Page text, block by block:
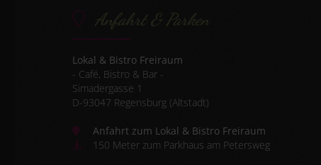
Anfahrt & Parken
Lokal & Bistro Freiraum
- Café, Bistro & Bar -
Simadergasse 1
D-93047 Regensburg (Altstadt)
Anfahrt zum Lokal & Bistro Freiraum
150 Meter zum Parkhaus am Petersweg